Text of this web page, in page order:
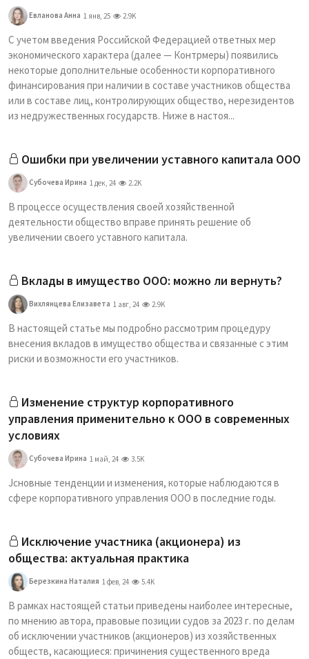
Евланова Анна 1 янв, 25 2.9K
С учетом введения Российской Федерацией ответ­ных мер
экономического характера (далее — Контр­меры) появились
некоторые дополнительные особенности корпоративного
финансирования при наличии в составе участников общества
или в составе лиц, контролирующих общество, нерезидентов
из недружественных государств. Ниже в настоя...
Ошибки при увеличении уставного капитала ООО
Субочева Ирина 1 дек, 24 2.2K
В процессе осуществления своей хозяйственной
деятельности общество вправе принять решение об
увеличении своего уставного капитала.
Вклады в имущество ООО: можно ли вернуть?
Вихлянцева Елизавета 1 авг, 24 2.9K
В настоящей статье мы подробно рассмотрим процедуру
внесения вкладов в имущество общества и связанные с этим
риски и возможности его участников.
Изменение структур корпоративного
управления применительно к ООО в современных
условиях
Субочева Ирина 1 май, 24 3.5K
Jсновные тенденции и изменения, которые наблюдаются в
сфере корпоративного управления ООО в последние годы.
Исключение участника (акционера) из
общества: актуальная практика
Березкина Наталия 1 фев, 24 5.4K
В рамках настоящей статьи приведены наиболее интересные,
по мнению автора, правовые позиции судов за 2023 г. по делам
об исключении участников (акционеров) из хозяйственных
обществ, касающиеся: причинения существенного вреда